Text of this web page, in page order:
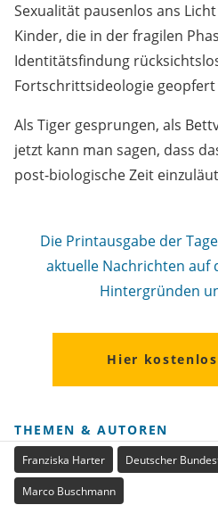
Sexualität pausenlos ans
Kinder, die in der fragilen
Identitätsfindung
Fortschrittsideologie geopfert
Als Tiger gesprungen, als
jetzt kann man sagen, dass
post-biologische Zeit
Die Printausgabe der
aktuelle Nachrichten auf
Hintergründen
Hier
THEMEN & AUTOREN
Franziska Harter Deutscher
Marco Buschmann